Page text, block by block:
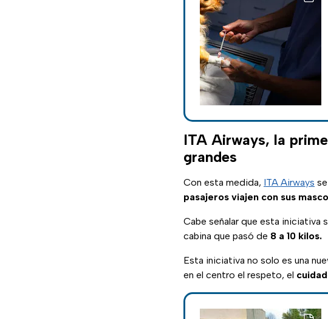
ITA Airways, la
grandes
Con esta medida, ITA Airways
pasajeros viajen con sus
Cabe señalar que esta iniciativa
cabina que pasó de 8 a 10 kilos.
Esta iniciativa no solo es una
en el centro el respeto, el